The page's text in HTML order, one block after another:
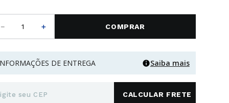
＋ COMPRAR
DE ENTREGA Saiba mais